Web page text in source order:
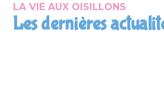
LA VIE AUX OISILLONS
Les dernières